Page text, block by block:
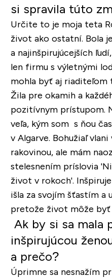
si spravila túto
Určite to je moja teta
život ako ostatní. Bola
a najinšpirujúcejších
len firmu s výletnými
mohla byť aj riaditeľom
Žila pre okamih a
pozitívnym prístupom.
veľa, kým som s ňou
v Algarve. Bohužiaľ
rakovinou, ale mám
stelesnením príslovia
život v rokoch'.
išla za svojím šťastím a
pretože život môže byť
Ak by si sa mala
inšpirujúcou
a prečo?
Úprimne sa nesnažím